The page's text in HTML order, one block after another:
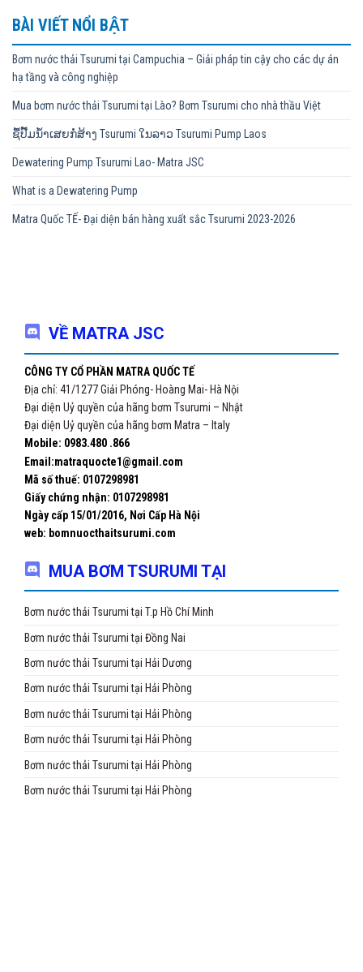
BÀI VIẾT NỔI BẬT
Bơm nước thải Tsurumi tại Campuchia – Giải pháp tin cậy cho các dự án
hạ tầng và công nghiệp
Mua bơm nước thải Tsurumi tại Lào? Bơm Tsurumi cho nhà thầu Việt
ຊື້ປັ໊ມນ້ຳເສຍກໍ່ສ້າງ Tsurumi ໃນລາວ Tsurumi Pump Laos
Dewatering Pump Tsurumi Lao- Matra JSC
What is a Dewatering Pump
Matra Quốc TẾ- Đại diện bán hàng xuất sắc Tsurumi 2023-2026
VỀ MATRA JSC
CÔNG TY CỔ PHẦN MATRA QUỐC TẾ
Địa chỉ: 41/1277 Giải Phóng- Hoàng Mai- Hà Nội
Đại diện Uỷ quyền của hãng bơm Tsurumi – Nhật
Đại diện Uỷ quyền của hãng bơm Matra – Italy
Mobile: 0983.480 .866
Email:matraquocte1@gmail.com
Mã số thuế: 0107298981
Giấy chứng nhận: 0107298981
Ngày cấp 15/01/2016, Nơi Cấp Hà Nội
web: bomnuocthaitsurumi.com
MUA BƠM TSURUMI TẠI
Bơm nước thải Tsurumi tại T.p Hồ Chí Minh
Bơm nước thải Tsurumi tại Đồng Nai
Bơm nước thải Tsurumi tại Hải Dương
Bơm nước thải Tsurumi tại Hải Phòng
Bơm nước thải Tsurumi tại Hải Phòng
Bơm nước thải Tsurumi tại Hải Phòng
Bơm nước thải Tsurumi tại Hải Phòng
Bơm nước thải Tsurumi tại Hải Phòng